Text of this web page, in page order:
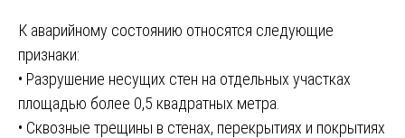
К аварийному состоянию относятся следующие
признаки:
• Разрушение несущих стен на отдельных участках
площадью более 0,5 квадратных метра.
• Сквозные трещины в стенах, перекрытиях и покрытиях